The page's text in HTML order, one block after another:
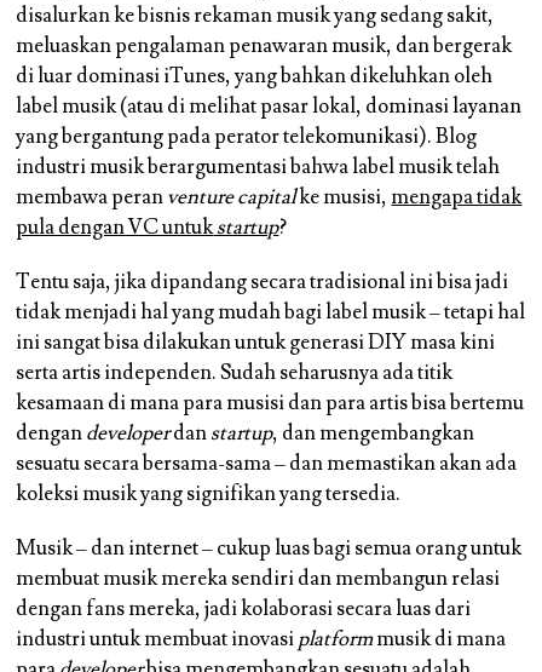
disalurkan ke bisnis rekaman musik yang sedang sakit,
meluaskan pengalaman penawaran musik, dan bergerak
di luar dominasi iTunes, yang bahkan dikeluhkan oleh
label musik (atau di melihat pasar lokal, dominasi layanan
yang bergantung pada perator telekomunikasi). Blog
industri musik berargumentasi bahwa label musik telah
membawa peranventure capitalke musisi, mengapa tidak
pula dengan VC untukstartup?
Tentu saja, jika dipandang secara tradisional ini bisa jadi
tidak menjadi hal yang mudah bagi label musik – tetapi hal
ini sangat bisa dilakukan untuk generasi DIY masa kini
serta artis independen. Sudah seharusnya ada titik
kesamaan di mana para musisi dan para artis bisa bertemu
dengandeveloperdanstartup, dan mengembangkan
sesuatu secara bersama-sama – dan memastikan akan ada
koleksi musik yang signifikan yang tersedia.
Musik – dan internet – cukup luas bagi semua orang untuk
membuat musik mereka sendiri dan membangun relasi
dengan fans mereka, jadi kolaborasi secara luas dari
industri untuk membuat inovasiplatformmusik di mana